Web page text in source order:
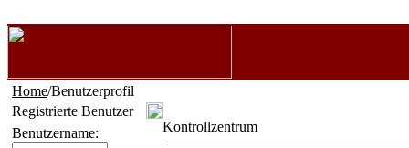
Home/Benutzerprofil
Registrierte Benutzer
Benutzername:
Kontrollzentrum